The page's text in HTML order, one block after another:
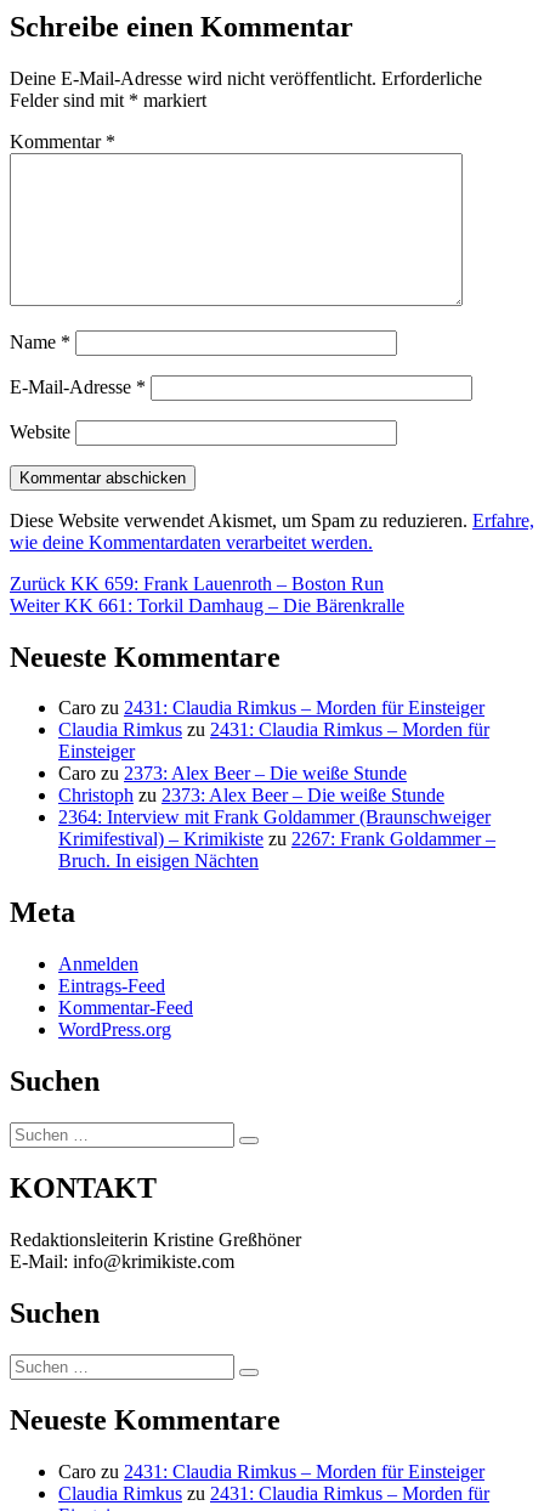
Schreibe einen Kommentar
Deine E-Mail-Adresse wird nicht veröffentlicht. Erforderliche
Felder sind mit * markiert
Kommentar *
Name *
E-Mail-Adresse *
Website
Diese Website verwendet Akismet, um Spam zu reduzieren. Erfahre,
wie deine Kommentardaten verarbeitet werden.
Beitragsnavigation
Zurück Vorheriger
Beitrag:
KK 659: Frank Lauenroth – Boston Run
Weiter Nächster
KK 661: Torkil Damhaug – Die Bärenkralle
Neueste Kommentare
Caro zu 2431: Claudia Rimkus – Morden für Einsteiger
Claudia Rimkus zu 2431: Claudia Rimkus – Morden für
Einsteiger
Caro zu 2373: Alex Beer – Die weiße Stunde
Christoph zu 2373: Alex Beer – Die weiße Stunde
2364: Interview mit Frank Goldammer (Braunschweiger
Krimifestival) – Krimikiste zu 2267: Frank Goldammer –
Bruch. In eisigen Nächten
Meta
Anmelden
Eintrags-Feed
Kommentar-Feed
WordPress.org
Suchen
Suchen
nach:
Suchen
KONTAKT
Redaktionsleiterin Kristine Greßhöner
E-Mail: info@krimikiste.com
Suchen
Suchen
nach:
Suchen
Neueste Kommentare
Caro zu 2431: Claudia Rimkus – Morden für Einsteiger
Claudia Rimkus zu 2431: Claudia Rimkus – Morden für